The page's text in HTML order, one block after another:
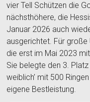
vier Tell Schützen die
nächsthöhere, die
Januar 2026 auch
ausgerichtet. Für
die erst im Mai 2023
Sie belegte den 3.
weiblich’ mit 500
eigene Bestleistung.